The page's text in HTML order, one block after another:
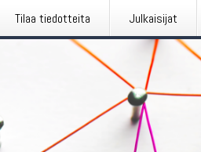
Tilaa tiedotteita Julkaisijat